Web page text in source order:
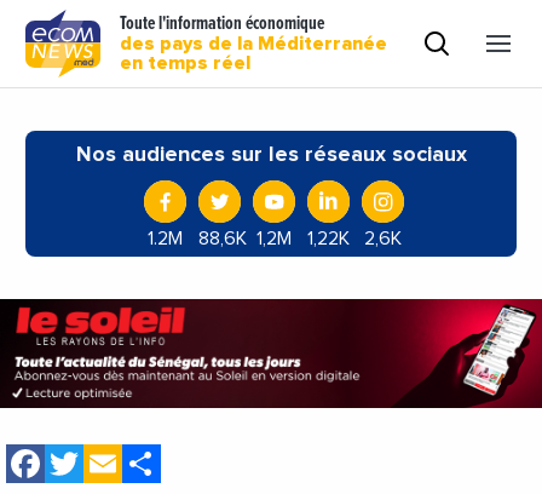
Toute l'information économique
des pays de la Méditerranée
en temps réel
Nos audiences sur les réseaux sociaux
1.2M 88,6K 1,2M 1,22K 2,6K
Facebook
Twitter
Email